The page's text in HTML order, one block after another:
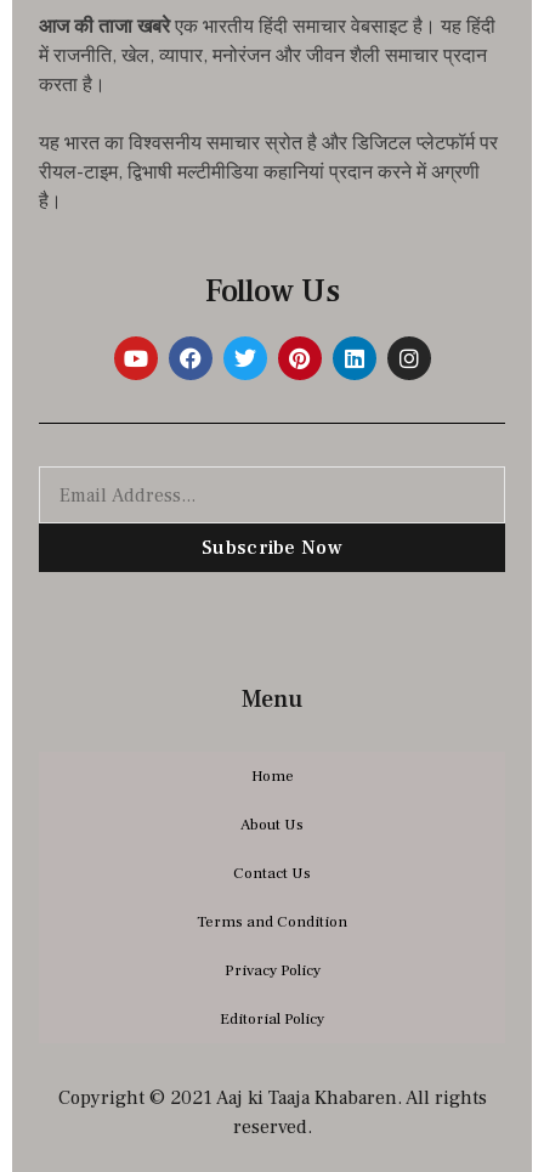
आज की ताजा खबरेएक भारतीय हिंदी समाचार वेबसाइट है। यह हिंदी
में राजनीति, खेल, व्यापार, मनोरंजन और जीवन शैली समाचार प्रदान
करता है।
यह भारत का विश्वसनीय समाचार स्रोत है और डिजिटल प्लेटफॉर्म पर
रीयल-टाइम, द्विभाषी मल्टीमीडिया कहानियां प्रदान करने में अग्रणी
है।
Follow Us
Subscribe Now
Menu
Home
About Us
Contact Us
Terms and Condition
Privacy Policy
Editorial Policy
Copyright © 2021 Aaj ki Taaja Khabaren. All rights
reserved.